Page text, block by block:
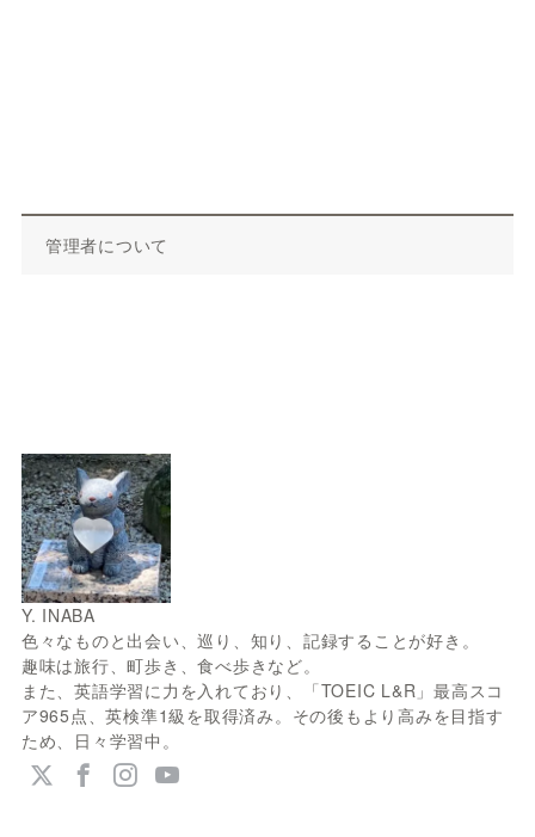
管理者について
Y. INABA
色々なものと出会い、巡り、知り、記録することが好き。
趣味は旅行、町歩き、食べ歩きなど。
また、英語学習に力を入れており、「TOEIC L&R」最高スコ
ア965点、英検準1級を取得済み。その後もより高みを目指す
ため、日々学習中。